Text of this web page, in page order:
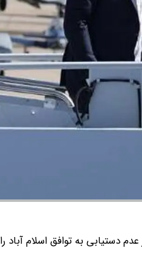
دستیابی به توافق اسلام آباد را